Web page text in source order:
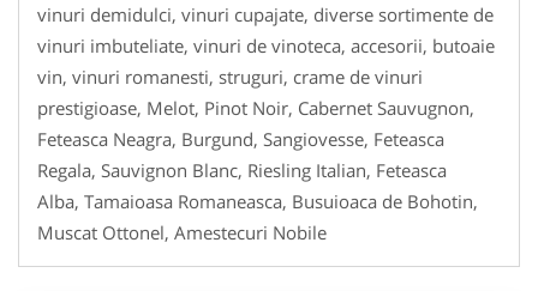
vinuri demidulci, vinuri cupajate, diverse sortimente de
vinuri imbuteliate, vinuri de vinoteca, accesorii, butoaie
vin, vinuri romanesti, struguri, crame de vinuri
prestigioase, Melot, Pinot Noir, Cabernet Sauvugnon,
Feteasca Neagra, Burgund, Sangiovesse, Feteasca
Regala, Sauvignon Blanc, Riesling Italian, Feteasca
Alba, Tamaioasa Romaneasca, Busuioaca de Bohotin,
Muscat Ottonel, Amestecuri Nobile